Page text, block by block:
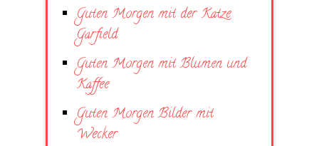
Guten Morgen mit der Katze
Garfield
Guten Morgen mit Blumen und
Kaffee
Guten Morgen Bilder mit
Wecker